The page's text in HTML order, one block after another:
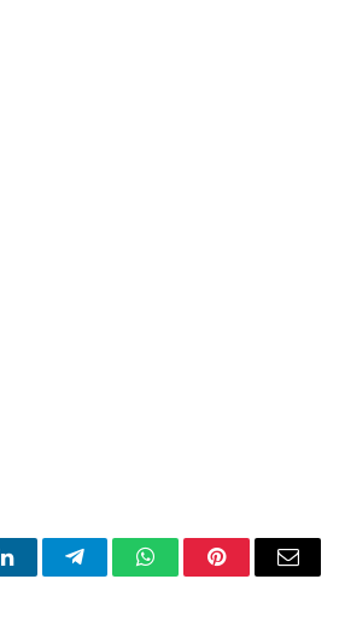
LinkedInTelegramWhatsAppPinterestEmail